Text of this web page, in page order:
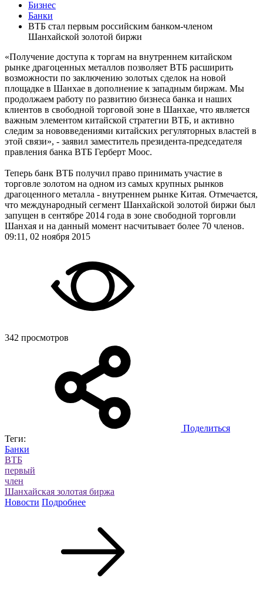
Бизнес
Банки
ВТБ стал первым российским банком-членом
Шанхайской золотой биржи
«Получение доступа к торгам на внутреннем китайском
рынке драгоценных металлов позволяет ВТБ расширить
возможности по заключению золотых сделок на новой
площадке в Шанхае в дополнение к западным биржам. Мы
продолжаем работу по развитию бизнеса банка и наших
клиентов в свободной торговой зоне в Шанхае, что является
важным элементом китайской стратегии ВТБ, и активно
следим за нововведениями китайских регуляторных властей в
этой связи», - заявил заместитель президента-председателя
правления банка ВТБ Герберт Моос.
Теперь банк ВТБ получил право принимать участие в
торговле золотом на одном из самых крупных рынков
драгоценного металла - внутреннем рынке Китая. Отмечается,
что международный сегмент Шанхайской золотой биржи был
запущен в сентябре 2014 года в зоне свободной торговли
Шанхая и на данный момент насчитывает более 70 членов.
09:11, 02 ноября 2015
342 просмотров
Поделиться
Теги:
Банки
ВТБ
первый
член
Шанхайская золотая биржа
Новости Подробнее